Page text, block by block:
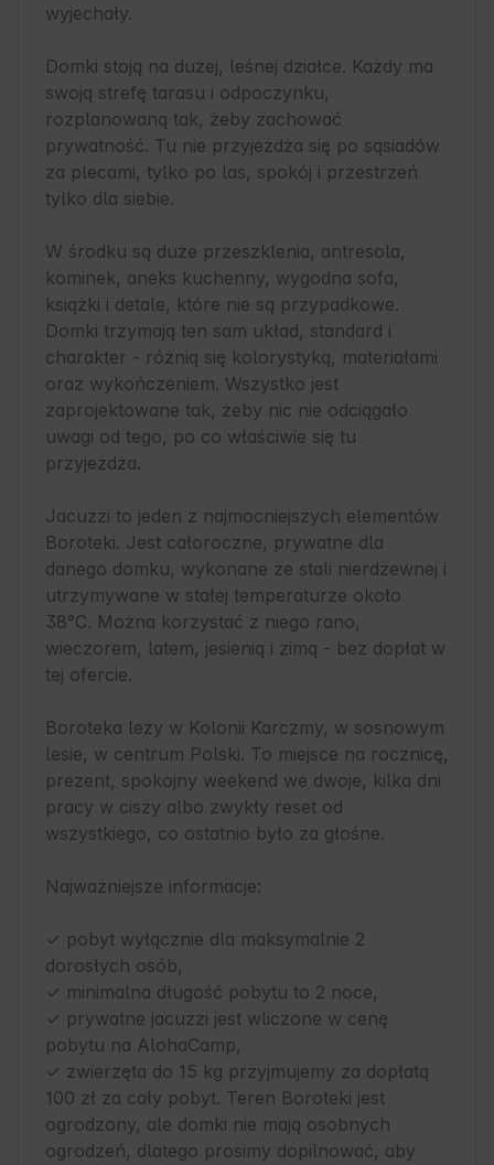
wyjechały.
Domki stoją na dużej, leśnej działce. Każdy ma
swoją strefę tarasu i odpoczynku,
rozplanowaną tak, żeby zachować
prywatność. Tu nie przyjeżdża się po sąsiadów
za plecami, tylko po las, spokój i przestrzeń
tylko dla siebie.
W środku są duże przeszklenia, antresola,
kominek, aneks kuchenny, wygodna sofa,
książki i detale, które nie są przypadkowe.
Domki trzymają ten sam układ, standard i
charakter - różnią się kolorystyką, materiałami
oraz wykończeniem. Wszystko jest
zaprojektowane tak, żeby nic nie odciągało
uwagi od tego, po co właściwie się tu
przyjeżdża.
Jacuzzi to jeden z najmocniejszych elementów
Boroteki. Jest całoroczne, prywatne dla
danego domku, wykonane ze stali nierdzewnej i
utrzymywane w stałej temperaturze około
38°C. Można korzystać z niego rano,
wieczorem, latem, jesienią i zimą - bez dopłat w
tej ofercie.
Boroteka leży w Kolonii Karczmy, w sosnowym
lesie, w centrum Polski. To miejsce na rocznicę,
prezent, spokojny weekend we dwoje, kilka dni
pracy w ciszy albo zwykły reset od
wszystkiego, co ostatnio było za głośne.
Najważniejsze informacje:
✓ pobyt wyłącznie dla maksymalnie 2
dorosłych osób,
✓ minimalna długość pobytu to 2 noce,
✓ prywatne jacuzzi jest wliczone w cenę
pobytu na AlohaCamp,
✓ zwierzęta do 15 kg przyjmujemy za dopłatą
100 zł za cały pobyt. Teren Boroteki jest
ogrodzony, ale domki nie mają osobnych
ogrodzeń, dlatego prosimy dopilnować, aby